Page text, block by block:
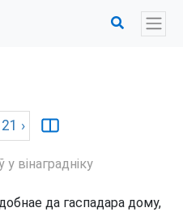
21 ›
вінаградніку
да гаспадара дому,